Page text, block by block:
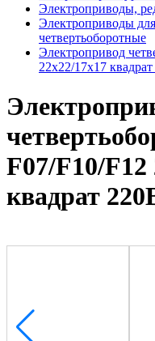
Электроприводы,
Электроприводы
четвертьоборотные
Электропривод
22х22/17х17
F07/F10/F12
квадрат